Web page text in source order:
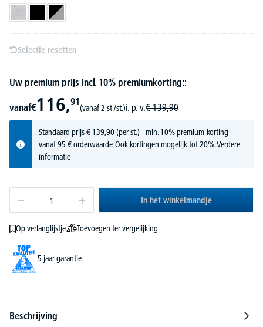
zwart
Selectie resetten
Uw premium prijs incl. 10% premiumkorting::
vanaf€116,91
(vanaf 2 st./st.)i. p. v.€ 139,90
Standaard prijs€ 139,90(per st.) - min. 10% premium-korting
vanaf 95 € orderwaarde. Ook kortingen mogelijk tot 20%.Verdere
informatie
In het winkelmandje
Op verlanglijstje Toevoegen ter vergelijking
5 jaar garantie
Beschrijving